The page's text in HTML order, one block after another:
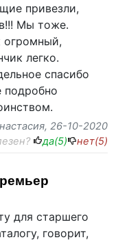
привезли,
Мы тоже.
огромный,
легко.
спасибо
подробно
, 26-10-2020
да(5) нет(5)
для старшего
говорит,